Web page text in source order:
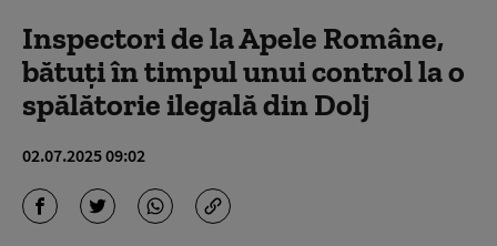
Inspectori de la Apele Române,
bătuți în timpul unui control la o
spălătorie ilegală din Dolj
02.07.2025 09:02